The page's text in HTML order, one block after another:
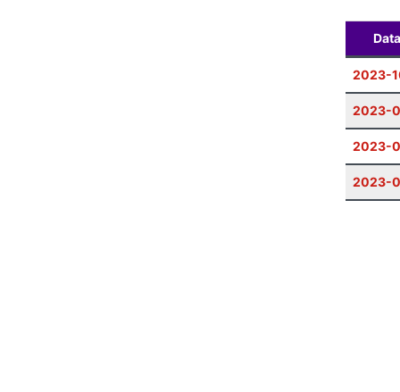
Data
2023-
2023-
2023-
2023-